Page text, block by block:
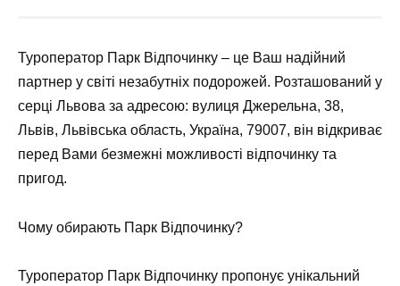
Туроператор Парк Відпочинку – це Ваш надійний
партнер у світі незабутніх подорожей. Розташований у
серці Львова за адресою: вулиця Джерельна, 38,
Львів, Львівська область, Україна, 79007, він відкриває
перед Вами безмежні можливості відпочинку та
пригод.
Чому обирають Парк Відпочинку?
Туроператор Парк Відпочинку пропонує унікальний